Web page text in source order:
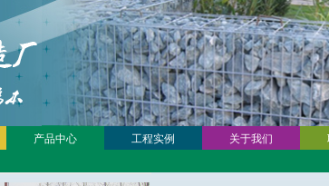
产品中心 工程实例 关于我们